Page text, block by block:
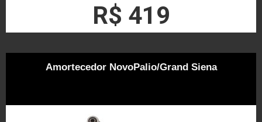
R$ 419
Amortecedor NovoPalio/Grand Siena